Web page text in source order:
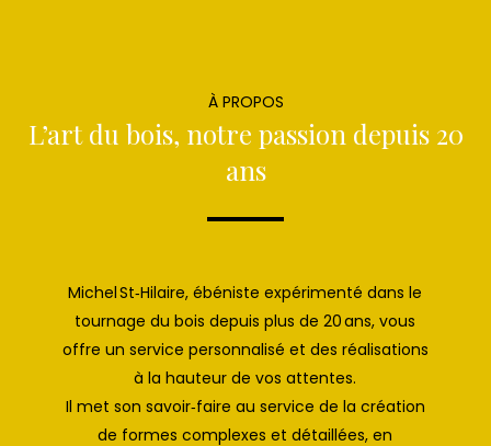
À PROPOS
L’art du bois, notre passion depuis 20
ans
Michel St‑Hilaire, ébéniste expérimenté dans le
tournage du bois depuis plus de 20 ans, vous
offre un service personnalisé et des réalisations
à la hauteur de vos attentes.
Il met son savoir‑faire au service de la création
de formes complexes et détaillées, en